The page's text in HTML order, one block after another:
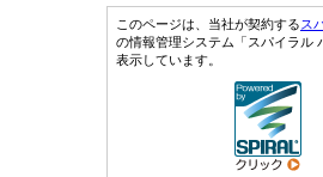
このページは、当社が契約するス
の情報管理システム「スパイラル
表示しています。